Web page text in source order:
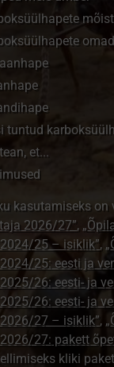
tuntud
et...
kasutamiseks on
2026/27”,
25 – isiklik”,
25: eesti ja
26: eesti- ja
26: eesti- ja
27 – isiklik”,
27: pakett
kliki